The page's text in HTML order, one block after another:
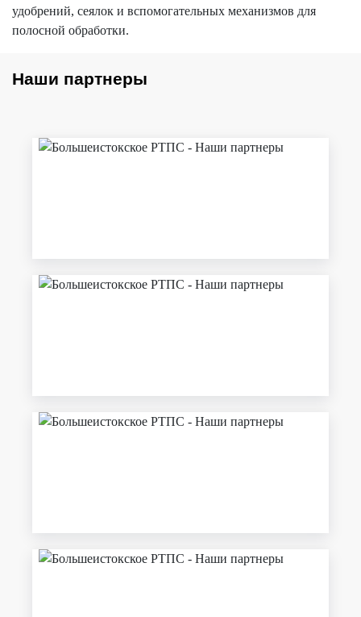
удобрений, сеялок и вспомогательных механизмов для
полосной обработки.
Наши партнеры